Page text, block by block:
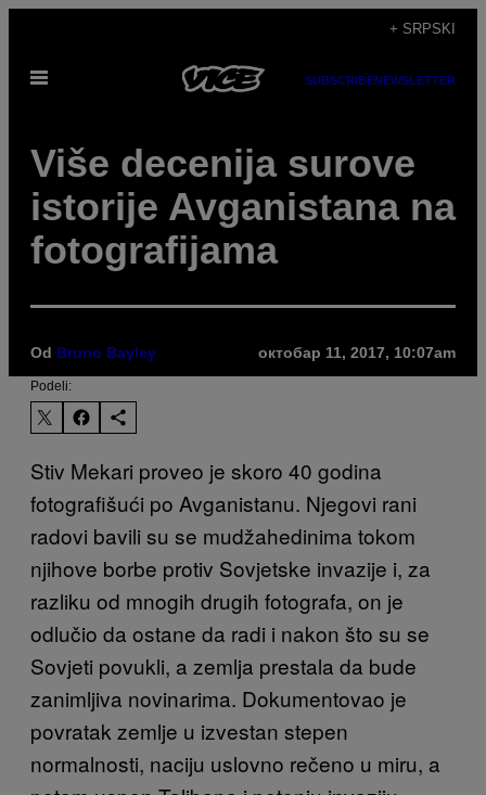
садржај
+ SRPSKI
Otvori
SUBSCRIBENEWSLETTER
Više decenija surove
istorije Avganistana na
fotografijama
Od Bruno Bayley октобар 11, 2017, 10:07am
Podeli:
Stiv Mekari proveo je skoro 40 godina
fotografišući po Avganistanu. Njegovi rani
radovi bavili su se mudžahedinima tokom
njihove borbe protiv Sovjetske invazije i, za
razliku od mnogih drugih fotografa, on je
odlučio da ostane da radi i nakon što su se
Sovjeti povukli, a zemlja prestala da bude
zanimljiva novinarima. Dokumentovao je
povratak zemlje u izvestan stepen
normalnosti, naciju uslovno rečeno u miru, a